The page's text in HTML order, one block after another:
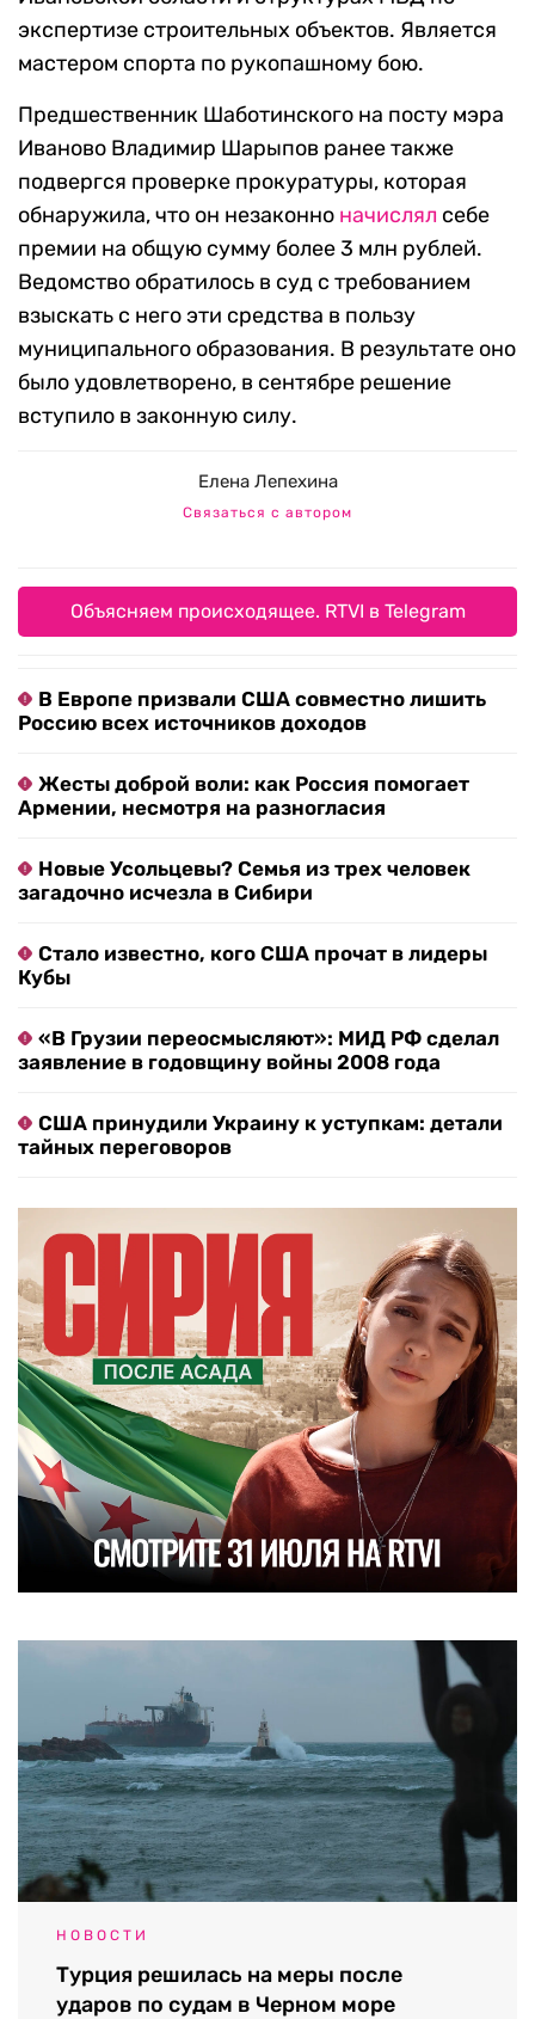
экспертизе строительных объектов. Является
мастером спорта по рукопашному бою.
Предшественник Шаботинского на посту мэра
Иваново Владимир Шарыпов ранее также
подвергся проверке прокуратуры, которая
обнаружила, что он незаконно начислял себе
премии на общую сумму более 3 млн рублей.
Ведомство обратилось в суд с требованием
взыскать с него эти средства в пользу
муниципального образования. В результате оно
было удовлетворено, в сентябре решение
вступило в законную силу.
Елена Лепехина
Связаться с автором
Объясняем происходящее. RTVI в Telegram
В Европе призвали США совместно лишить
Россию всех источников доходов
Жесты доброй воли: как Россия помогает
Армении, несмотря на разногласия
Новые Усольцевы? Семья из трех человек
загадочно исчезла в Сибири
Стало известно, кого США прочат в лидеры
Кубы
«В Грузии переосмысляют»: МИД РФ сделал
заявление в годовщину войны 2008 года
США принудили Украину к уступкам: детали
тайных переговоров
НОВОСТИ
Турция решилась на меры после
ударов по судам в Черном море